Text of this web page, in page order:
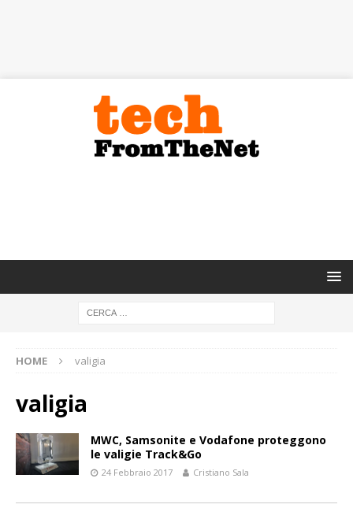
HOME valigia
valigia
MWC, Samsonite e Vodafone proteggono
le valigie Track&Go
24 Febbraio 2017 Cristiano Sala